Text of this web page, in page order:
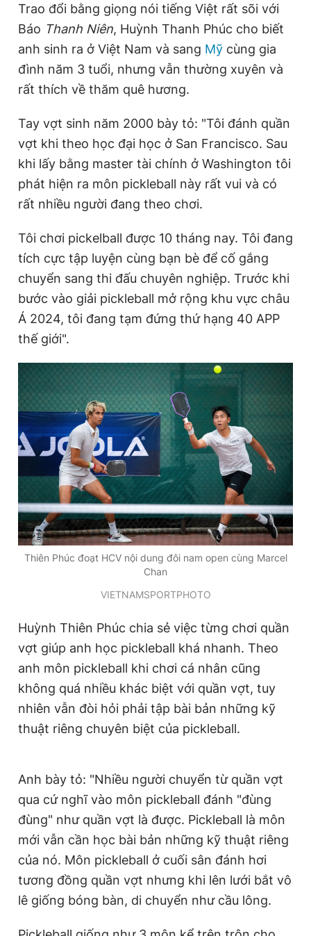
Giấy phép xuất bản số 110/GP - BTTTT cấp ngày 24.3.2020
© 2003-2026 Bản quyền thuộc về Báo Thanh Niên. Cấm sao
bản. Phát triển bởi ePi Technologies, JSC.
Trao đổi bằng giọng nói tiếng Việt rất sõi với
Báo Thanh Niên, Huỳnh Thanh Phúc cho biết
anh sinh ra ở Việt Nam và sang Mỹ cùng gia
đình năm 3 tuổi, nhưng vẫn thường xuyên và
rất thích về thăm quê hương.
Tay vợt sinh năm 2000 bày tỏ: "Tôi đánh quần
vợt khi theo học đại học ở San Francisco. Sau
khi lấy bằng master tài chính ở Washington tôi
phát hiện ra môn pickleball này rất vui và có
rất nhiều người đang theo chơi.
Tôi chơi pickelball được 10 tháng nay. Tôi đang
tích cực tập luyện cùng bạn bè để cố gắng
chuyển sang thi đấu chuyên nghiệp. Trước khi
bước vào giải pickleball mở rộng khu vực châu
Á 2024, tôi đang tạm đứng thứ hạng 40 APP
thế giới".
Thiên Phúc đoạt HCV nội dung đôi nam open cùng Marcel
Chan
VIETNAMSPORTPHOTO
Huỳnh Thiên Phúc chia sẻ việc từng chơi quần
vợt giúp anh học pickleball khá nhanh. Theo
anh môn pickleball khi chơi cá nhân cũng
không quá nhiều khác biệt với quần vợt, tuy
nhiên vẫn đòi hỏi phải tập bài bản những kỹ
thuật riêng chuyên biệt của pickleball.
Anh bày tỏ: "Nhiều người chuyển từ quần vợt
qua cứ nghĩ vào môn pickleball đánh "đùng
đùng" như quần vợt là được. Pickleball là môn
mới vẫn cần học bài bản những kỹ thuật riêng
của nó. Môn pickleball ở cuối sân đánh hơi
tương đồng quần vợt nhưng khi lên lưới bắt vô
lê giống bóng bàn, di chuyển như cầu lông.